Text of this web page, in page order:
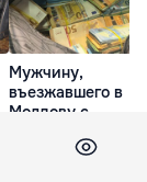
Мужчину,
въезжавшего в
Молдову с
поместили под